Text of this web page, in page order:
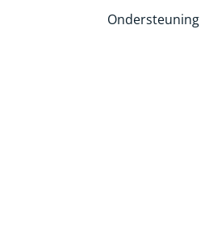
Ondersteuning